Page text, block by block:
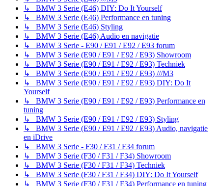
↳ BMW 3 Serie (E46) DIY: Do It Yourself
↳ BMW 3 Serie (E46) Performance en tuning
↳ BMW 3 Serie (E46) Styling
↳ BMW 3 Serie (E46) Audio en navigatie
↳ BMW 3 Serie - E90 / E91 / E92 / E93 forum
↳ BMW 3 Serie (E90 / E91 / E92 / E93) Showroom
↳ BMW 3 Serie (E90 / E91 / E92 / E93) Techniek
↳ BMW 3 Serie (E90 / E91 / E92 / E93) ///M3
↳ BMW 3 Serie (E90 / E91 / E92 / E93) DIY: Do It
Yourself
↳ BMW 3 Serie (E90 / E91 / E92 / E93) Performance en
tuning
↳ BMW 3 Serie (E90 / E91 / E92 / E93) Styling
↳ BMW 3 Serie (E90 / E91 / E92 / E93) Audio, navigatie
en iDrive
↳ BMW 3 Serie - F30 / F31 / F34 forum
↳ BMW 3 Serie (F30 / F31 / F34) Showroom
↳ BMW 3 Serie (F30 / F31 / F34) Techniek
↳ BMW 3 Serie (F30 / F31 / F34) DIY: Do It Yourself
↳ BMW 3 Serie (F30 / F31 / F34) Performance en tuning